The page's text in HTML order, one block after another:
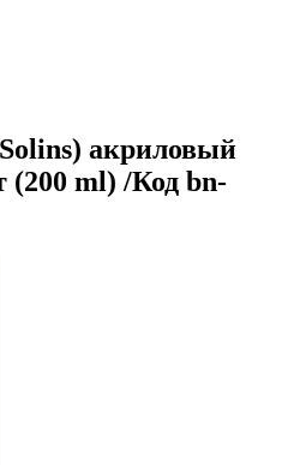
акриловый
(200 ml) /Код bn-